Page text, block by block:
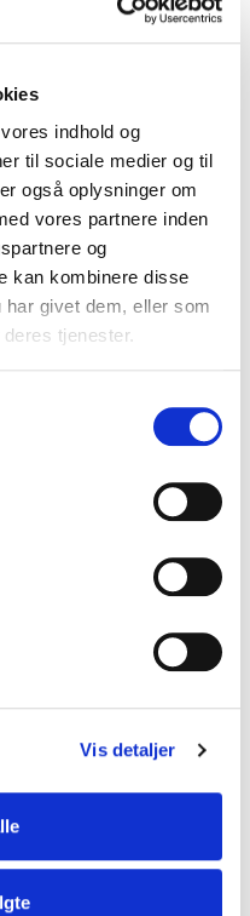
indhold og
til sociale medier og til
også oplysninger om
vores partnere inden
og
kan kombinere disse
givet dem, eller som
tjenester.
Vis detaljer